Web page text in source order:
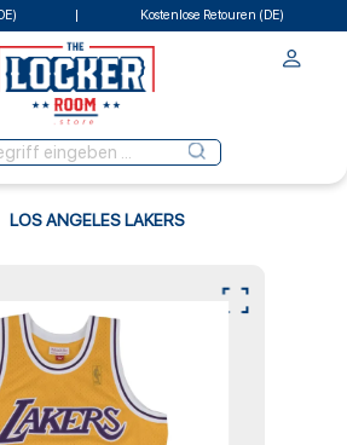
Kostenlose Retouren (DE)
LOS ANGELES LAKERS